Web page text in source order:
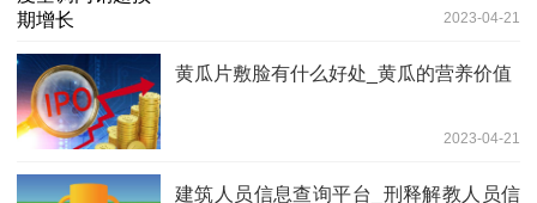
2023-04-21
黄瓜片敷脸有什么好处_黄瓜的营养价值
2023-04-21
建筑人员信息查询平台_刑释解教人员信